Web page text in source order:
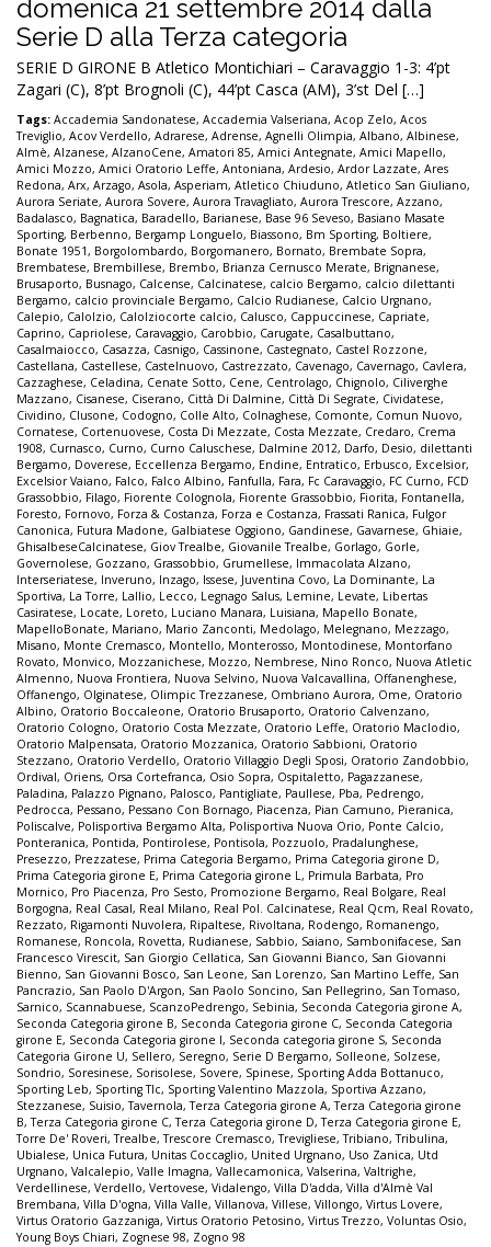
domenica 21 settembre 2014 dalla
Serie D alla Terza categoria
SERIE D GIRONE B Atletico Montichiari – Caravaggio 1-3: 4’pt
Zagari (C), 8’pt Brognoli (C), 44’pt Casca (AM), 3’st Del […]
Tags: Accademia Sandonatese, Accademia Valseriana, Acop Zelo, Acos
Treviglio, Acov Verdello, Adrarese, Adrense, Agnelli Olimpia, Albano, Albinese,
Almè, Alzanese, AlzanoCene, Amatori 85, Amici Antegnate, Amici Mapello,
Amici Mozzo, Amici Oratorio Leffe, Antoniana, Ardesio, Ardor Lazzate, Ares
Redona, Arx, Arzago, Asola, Asperiam, Atletico Chiuduno, Atletico San Giuliano,
Aurora Seriate, Aurora Sovere, Aurora Travagliato, Aurora Trescore, Azzano,
Badalasco, Bagnatica, Baradello, Barianese, Base 96 Seveso, Basiano Masate
Sporting, Berbenno, Bergamp Longuelo, Biassono, Bm Sporting, Boltiere,
Bonate 1951, Borgolombardo, Borgomanero, Bornato, Brembate Sopra,
Brembatese, Brembillese, Brembo, Brianza Cernusco Merate, Brignanese,
Brusaporto, Busnago, Calcense, Calcinatese, calcio Bergamo, calcio dilettanti
Bergamo, calcio provinciale Bergamo, Calcio Rudianese, Calcio Urgnano,
Calepio, Calolzio, Calolziocorte calcio, Calusco, Cappuccinese, Capriate,
Caprino, Capriolese, Caravaggio, Carobbio, Carugate, Casalbuttano,
Casalmaiocco, Casazza, Casnigo, Cassinone, Castegnato, Castel Rozzone,
Castellana, Castellese, Castelnuovo, Castrezzato, Cavenago, Cavernago, Cavlera,
Cazzaghese, Celadina, Cenate Sotto, Cene, Centrolago, Chignolo, Ciliverghe
Mazzano, Cisanese, Ciserano, Città Di Dalmine, Città Di Segrate, Cividatese,
Cividino, Clusone, Codogno, Colle Alto, Colnaghese, Comonte, Comun Nuovo,
Cornatese, Cortenuovese, Costa Di Mezzate, Costa Mezzate, Credaro, Crema
1908, Curnasco, Curno, Curno Caluschese, Dalmine 2012, Darfo, Desio, dilettanti
Bergamo, Doverese, Eccellenza Bergamo, Endine, Entratico, Erbusco, Excelsior,
Excelsior Vaiano, Falco, Falco Albino, Fanfulla, Fara, Fc Caravaggio, FC Curno, FCD
Grassobbio, Filago, Fiorente Colognola, Fiorente Grassobbio, Fiorita, Fontanella,
Foresto, Fornovo, Forza & Costanza, Forza e Costanza, Frassati Ranica, Fulgor
Canonica, Futura Madone, Galbiatese Oggiono, Gandinese, Gavarnese, Ghiaie,
GhisalbeseCalcinatese, Giov Trealbe, Giovanile Trealbe, Gorlago, Gorle,
Governolese, Gozzano, Grassobbio, Grumellese, Immacolata Alzano,
Interseriatese, Inveruno, Inzago, Issese, Juventina Covo, La Dominante, La
Sportiva, La Torre, Lallio, Lecco, Legnago Salus, Lemine, Levate, Libertas
Casiratese, Locate, Loreto, Luciano Manara, Luisiana, Mapello Bonate,
MapelloBonate, Mariano, Mario Zanconti, Medolago, Melegnano, Mezzago,
Misano, Monte Cremasco, Montello, Monterosso, Montodinese, Montorfano
Rovato, Monvico, Mozzanichese, Mozzo, Nembrese, Nino Ronco, Nuova Atletic
Almenno, Nuova Frontiera, Nuova Selvino, Nuova Valcavallina, Offanenghese,
Offanengo, Olginatese, Olimpic Trezzanese, Ombriano Aurora, Ome, Oratorio
Albino, Oratorio Boccaleone, Oratorio Brusaporto, Oratorio Calvenzano,
Oratorio Cologno, Oratorio Costa Mezzate, Oratorio Leffe, Oratorio Maclodio,
Oratorio Malpensata, Oratorio Mozzanica, Oratorio Sabbioni, Oratorio
Stezzano, Oratorio Verdello, Oratorio Villaggio Degli Sposi, Oratorio Zandobbio,
Ordival, Oriens, Orsa Cortefranca, Osio Sopra, Ospitaletto, Pagazzanese,
Paladina, Palazzo Pignano, Palosco, Pantigliate, Paullese, Pba, Pedrengo,
Pedrocca, Pessano, Pessano Con Bornago, Piacenza, Pian Camuno, Pieranica,
Poliscalve, Polisportiva Bergamo Alta, Polisportiva Nuova Orio, Ponte Calcio,
Ponteranica, Pontida, Pontirolese, Pontisola, Pozzuolo, Pradalunghese,
Presezzo, Prezzatese, Prima Categoria Bergamo, Prima Categoria girone D,
Prima Categoria girone E, Prima Categoria girone L, Primula Barbata, Pro
Mornico, Pro Piacenza, Pro Sesto, Promozione Bergamo, Real Bolgare, Real
Borgogna, Real Casal, Real Milano, Real Pol. Calcinatese, Real Qcm, Real Rovato,
Rezzato, Rigamonti Nuvolera, Ripaltese, Rivoltana, Rodengo, Romanengo,
Romanese, Roncola, Rovetta, Rudianese, Sabbio, Saiano, Sambonifacese, San
Francesco Virescit, San Giorgio Cellatica, San Giovanni Bianco, San Giovanni
Bienno, San Giovanni Bosco, San Leone, San Lorenzo, San Martino Leffe, San
Pancrazio, San Paolo D'Argon, San Paolo Soncino, San Pellegrino, San Tomaso,
Sarnico, Scannabuese, ScanzoPedrengo, Sebinia, Seconda Categoria girone A,
Seconda Categoria girone B, Seconda Categoria girone C, Seconda Categoria
girone E, Seconda Categoria girone I, Seconda categoria girone S, Seconda
Categoria Girone U, Sellero, Seregno, Serie D Bergamo, Solleone, Solzese,
Sondrio, Soresinese, Sorisolese, Sovere, Spinese, Sporting Adda Bottanuco,
Sporting Leb, Sporting Tlc, Sporting Valentino Mazzola, Sportiva Azzano,
Stezzanese, Suisio,Tavernola,Terza Categoria girone A,Terza Categoria girone
B,Terza Categoria girone C,Terza Categoria girone D,Terza Categoria girone E,
Torre De' Roveri,Trealbe,Trescore Cremasco,Trevigliese,Tribiano,Tribulina,
Ubialese, Unica Futura, Unitas Coccaglio, United Urgnano, Uso Zanica, Utd
Urgnano, Valcalepio, Valle Imagna, Vallecamonica, Valserina, Valtrighe,
Verdellinese, Verdello, Vertovese, Vidalengo, Villa D'adda, Villa d'Almè Val
Brembana, Villa D'ogna, Villa Valle, Villanova, Villese, Villongo, Virtus Lovere,
Virtus Oratorio Gazzaniga, Virtus Oratorio Petosino, Virtus Trezzo, Voluntas Osio,
Young Boys Chiari, Zognese 98, Zogno 98